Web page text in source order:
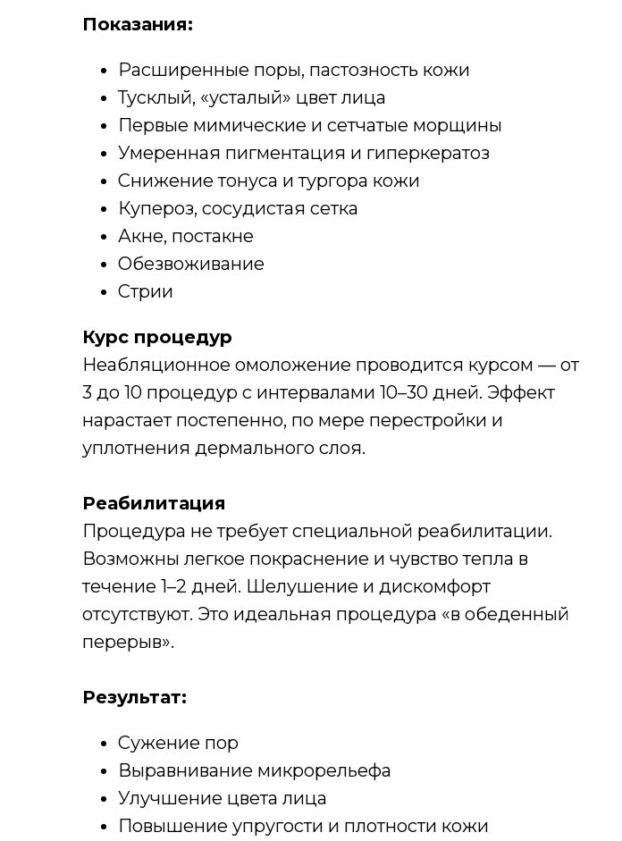
Показания:
Расширенные поры, пастозность кожи
Тусклый, «усталый» цвет лица
Первые мимические и сетчатые морщины
Умеренная пигментация и гиперкератоз
Снижение тонуса и тургора кожи
Купероз, сосудистая сетка
Акне, постакне
Обезвоживание
Стрии
Курс процедур
Неабляционное омоложение проводится курсом — от
3 до 10 процедур с интервалами 10–30 дней. Эффект
нарастает постепенно, по мере перестройки и
уплотнения дермального слоя.
Реабилитация
Процедура не требует специальной реабилитации.
Возможны легкое покраснение и чувство тепла в
течение 1–2 дней. Шелушение и дискомфорт
отсутствуют. Это идеальная процедура «в обеденный
перерыв».
Результат:
Сужение пор
Выравнивание микрорельефа
Улучшение цвета лица
Повышение упругости и плотности кожи